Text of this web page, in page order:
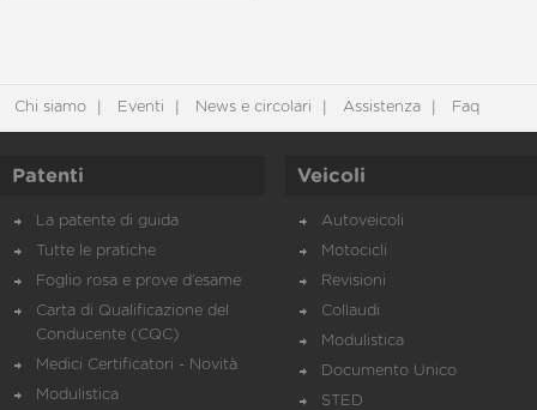
Chi siamo Eventi News e circolari Assistenza Faq
Patenti
La patente di guida
Tutte le pratiche
Foglio rosa e prove d’esame
Carta di Qualificazione del
Conducente (CQC)
Medici Certificatori - Novità
Modulistica
Veicoli
Autoveicoli
Motocicli
Revisioni
Collaudi
Modulistica
Documento Unico
STED